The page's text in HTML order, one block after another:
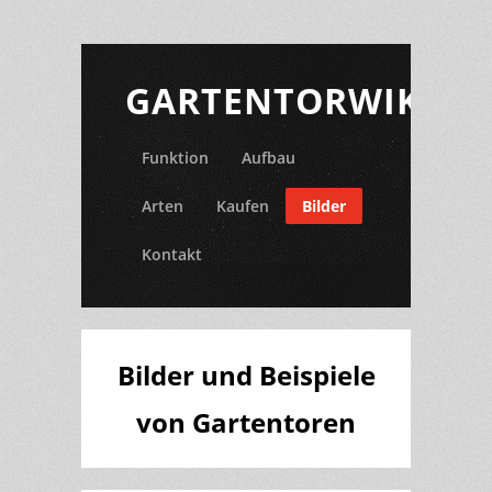
GARTENTORWIKI.DE
Funktion Aufbau
Arten Kaufen Bilder
Kontakt
Bilder und Beispiele
von Gartentoren